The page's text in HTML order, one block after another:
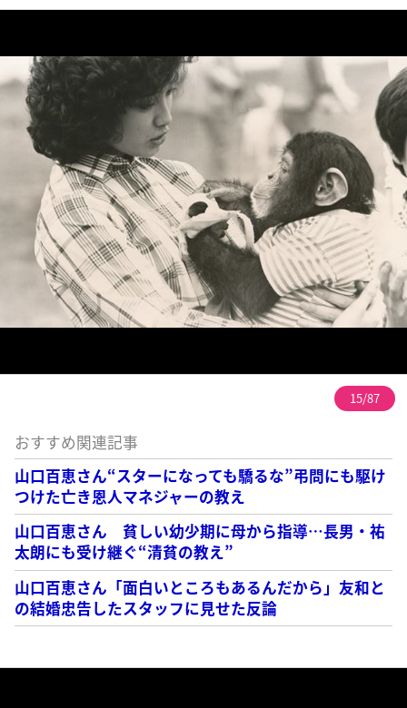
15/87
おすすめ関連記事
山口百恵さん“スターになっても驕るな”弔問にも駆け
つけた亡き恩人マネジャーの教え
山口百恵さん 貧しい幼少期に母から指導…長男・祐
太朗にも受け継ぐ“清貧の教え”
山口百恵さん「面白いところもあるんだから」友和と
の結婚忠告したスタッフに見せた反論